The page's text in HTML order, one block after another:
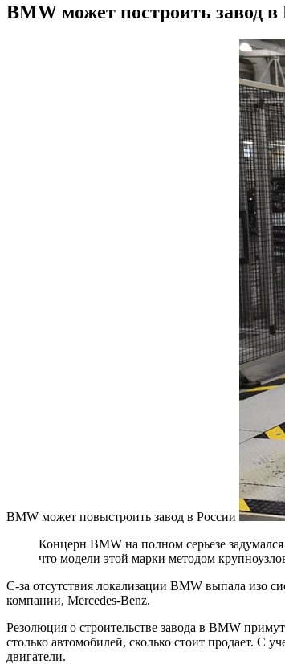
BMW может построить завод в
BMW может повыстроить завод в России
Концерн BMW на полном серьезе
что модели этой марки методом
С-за отсутствия локализации BMW выпала изо
компании, Mercedes-Benz.
Резолюция о строительстве завода в BMW
столько автомобилей, сколько стоит продает. С
двигатели.